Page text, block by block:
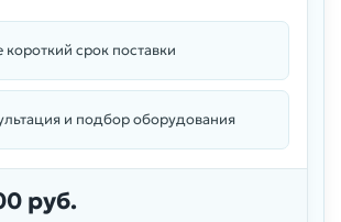
короткий срок поставки
и подбор оборудования
руб.